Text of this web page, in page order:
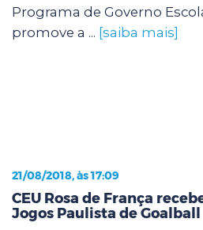
Programa de Governo
promove a ... [saiba mais]
21/08/2018, às 17:09
CEU Rosa de França
Jogos Paulista de Goalball